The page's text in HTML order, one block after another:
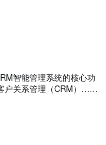
智能管理系统的核心功
户关系管理（CRM）……